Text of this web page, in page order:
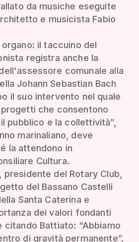
da musiche eseguite
e musicista Fabio
il taccuino del
registra anche la
comunale alla
Johann Sebastian Bach
il suo intervento nel quale
che consentono
pubblico e la collettività”,
marinaliano, deve
la attendono in
Cultura.
presidente del Rotary Club,
del Bassano Castelli
Santa Caterina e
dei valori fondanti
citando Battiato: “Abbiamo
di gravità permanente”.